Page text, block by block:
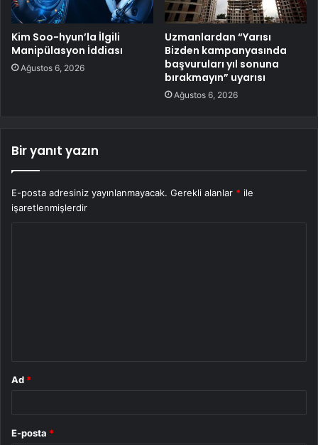
Kim Soo-hyun’la İlgili
Manipülasyon İddiası
Ağustos 6, 2026
Uzmanlardan “Yarısı
Bizden kampanyasında
başvuruları yıl sonuna
bırakmayın” uyarısı
Ağustos 6, 2026
Bir yanıt yazın
E-posta adresiniz yayınlanmayacak. Gerekli alanlar * ile
işaretlenmişlerdir
Ad *
E-posta *